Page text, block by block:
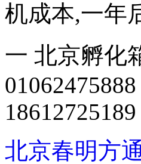
机成本,一年
一 北京孵化
北京春明方